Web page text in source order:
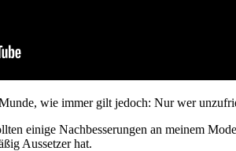
wie immer gilt jedoch: Nur wer
einige Nachbesserungen an meinem
Aussetzer hat.